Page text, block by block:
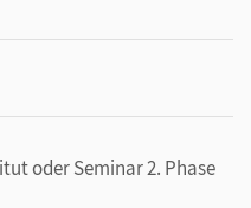
oder Seminar 2. Phase